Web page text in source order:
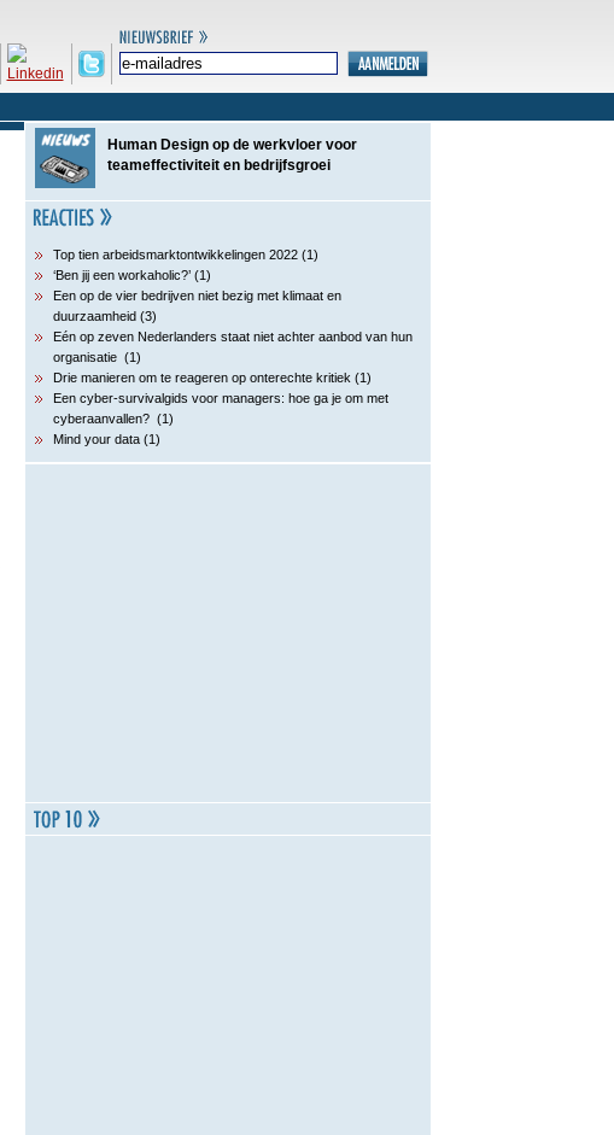
Human Design op de werkvloer voor
teameffectiviteit en bedrijfsgroei
Top tien arbeidsmarktontwikkelingen 2022 (1)
‘Ben jij een workaholic?’ (1)
Een op de vier bedrijven niet bezig met klimaat en
duurzaamheid (3)
Eén op zeven Nederlanders staat niet achter aanbod van hun
organisatie (1)
Drie manieren om te reageren op onterechte kritiek (1)
Een cyber-survivalgids voor managers: hoe ga je om met
cyberaanvallen? (1)
Mind your data (1)